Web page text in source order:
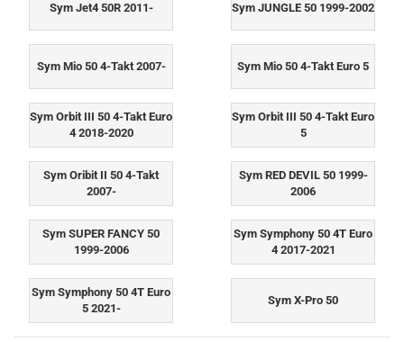
Sym Jet4 50R 2011- Sym JUNGLE 50 1999-2002
Sym Mio 50 4-Takt 2007- Sym Mio 50 4-Takt Euro 5
Sym Orbit III 50 4-Takt Euro
4 2018-2020
Sym Orbit III 50 4-Takt Euro
5
Sym Oribit II 50 4-Takt
2007-
Sym RED DEVIL 50 1999-
2006
Sym SUPER FANCY 50
1999-2006
Sym Symphony 50 4T Euro
4 2017-2021
Sym Symphony 50 4T Euro
5 2021-
Sym X-Pro 50